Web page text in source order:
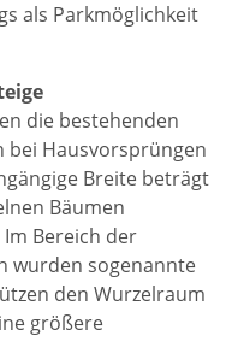
als Parkmöglichkeit
die bestehenden
bei Hausvorsprüngen
Breite beträgt
Bäumen
Bereich der
wurden sogenannte
den Wurzelraum
größere